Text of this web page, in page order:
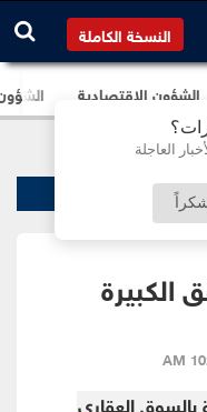
العاجلة
النسخة الكاملة
الشؤون الإقتصادية